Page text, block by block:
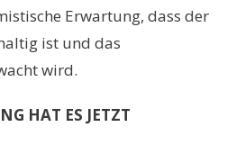
Erwartung, dass der
ist und das
wird.
HAT ES JETZT